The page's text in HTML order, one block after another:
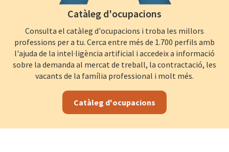
Catàleg d'ocupacions
Consulta el catàleg d'ocupacions i troba les millors
professions per a tu. Cerca entre més de 1.700 perfils amb
l'ajuda de la intel·ligència artificial i accedeix a informació
sobre la demanda al mercat de treball, la contractació, les
vacants de la família professional i molt més.
Catàleg d'ocupacions